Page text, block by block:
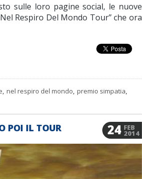
sulle loro pagine social, le nuove
Respiro Del Mondo Tour” che ora
, nel respiro del mondo, premio simpatia,
POI IL TOUR 24 FEB
2014